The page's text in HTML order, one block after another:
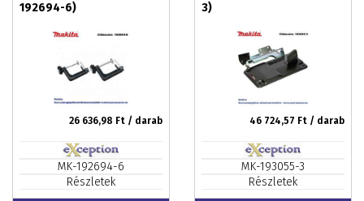
192694-6)
26 636,98 Ft / darab
MK-192694-6
Részletek
3)
46 724,57 Ft / darab
MK-193055-3
Részletek